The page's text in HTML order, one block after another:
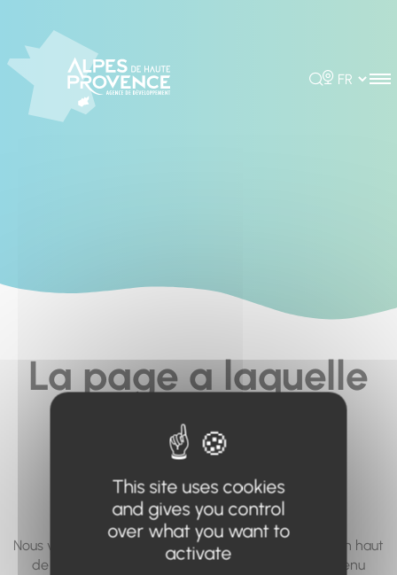
Rechercher
Choisir la
La page a laquelle
vous cherchez à
accéder n'existe
pas... ou plus.
Nous vous invitons à utiliser le moteur de recherche en haut
de page, ou à utiliser le menu pour trouver le contenu
This site uses cookies
and gives you control
over what you want to
activate